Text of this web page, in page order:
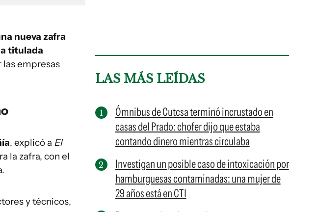
nueva zafra
titulada
las empresas
, explicó a El
la zafra, con el
y técnicos,
LAS MÁS LEÍDAS
Ómnibus de Cutcsa terminó incrustado en
casas del Prado: chofer dijo que estaba
contando dinero mientras circulaba
Investigan un posible caso de intoxicación por
hamburguesas contaminadas: una mujer de
29 años está en CTI